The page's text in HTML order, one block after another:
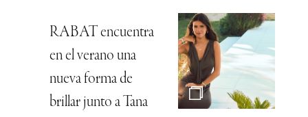
RABAT encuentra
en el verano una
nueva forma de
brillar junto a Tana